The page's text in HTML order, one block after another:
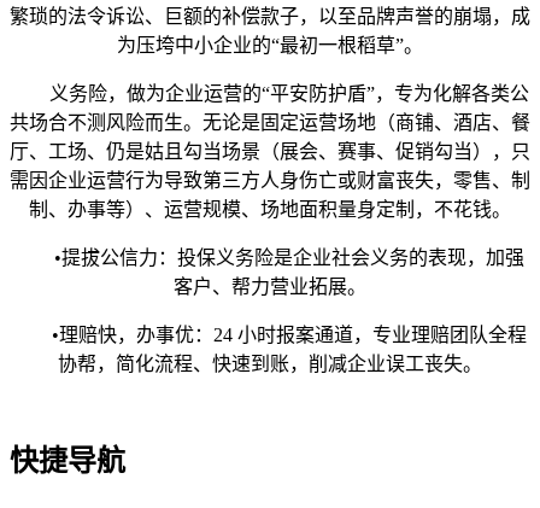
繁琐的法令诉讼、巨额的补偿款子，以至品牌声誉的崩塌，成
为压垮中小企业的“最初一根稻草”。
义务险，做为企业运营的“平安防护盾”，专为化解各类公
共场合不测风险而生。无论是固定运营场地（商铺、酒店、餐
厅、工场、仍是姑且勾当场景（展会、赛事、促销勾当），只
需因企业运营行为导致第三方人身伤亡或财富丧失，零售、制
制、办事等）、运营规模、场地面积量身定制，不花钱。
•提拔公信力：投保义务险是企业社会义务的表现，加强
客户、帮力营业拓展。
•理赔快，办事优：24 小时报案通道，专业理赔团队全程
协帮，简化流程、快速到账，削减企业误工丧失。
快捷导航